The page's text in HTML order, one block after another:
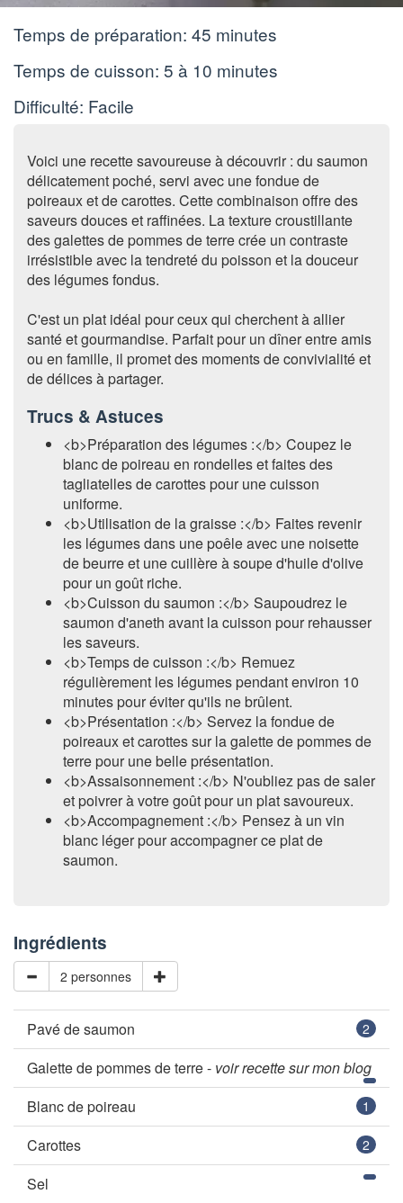
Temps de préparation: 45 minutes
Temps de cuisson: 5 à 10 minutes
Difficulté: Facile
Voici une recette savoureuse à découvrir : du saumon
délicatement poché, servi avec une fondue de
poireaux et de carottes. Cette combinaison offre des
saveurs douces et raffinées. La texture croustillante
des galettes de pommes de terre crée un contraste
irrésistible avec la tendreté du poisson et la douceur
des légumes fondus.
C'est un plat idéal pour ceux qui cherchent à allier
santé et gourmandise. Parfait pour un dîner entre amis
ou en famille, il promet des moments de convivialité et
de délices à partager.
Trucs & Astuces
<b>Préparation des légumes :</b> Coupez le
blanc de poireau en rondelles et faites des
tagliatelles de carottes pour une cuisson
uniforme.
<b>Utilisation de la graisse :</b> Faites revenir
les légumes dans une poêle avec une noisette
de beurre et une cuillère à soupe d'huile d'olive
pour un goût riche.
<b>Cuisson du saumon :</b> Saupoudrez le
saumon d'aneth avant la cuisson pour rehausser
les saveurs.
<b>Temps de cuisson :</b> Remuez
régulièrement les légumes pendant environ 10
minutes pour éviter qu'ils ne brûlent.
<b>Présentation :</b> Servez la fondue de
poireaux et carottes sur la galette de pommes de
terre pour une belle présentation.
<b>Assaisonnement :</b> N'oubliez pas de saler
et poivrer à votre goût pour un plat savoureux.
<b>Accompagnement :</b> Pensez à un vin
blanc léger pour accompagner ce plat de
saumon.
Ingrédients
2 personnes
Pavé de saumon 2
Galette de pommes de terre - voir recette sur mon blog
Blanc de poireau
1
Carottes 2
Sel